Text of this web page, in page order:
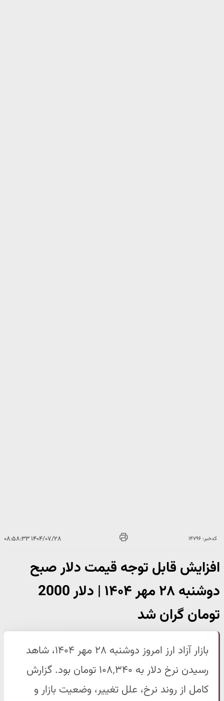
کدخبر: ۱۴۷۹۶ ۱۴۰۴/۰۷/۲۸ ۰۸:۵۸:۳۳
افزایش قابل توجه قیمت دلار صبح
دوشنبه ۲۸ مهر ۱۴۰۴ | دلار 2000
تومان گران شد
بازار آزاد ارز امروز دوشنبه ۲۸ مهر ۱۴۰۴، شاهد
رسیدن نرخ دلار به ۱۰۸٬۳۴۰ تومان بود. گزارش
کامل از روند نرخ، علل تغییر، وضعیت بازار و